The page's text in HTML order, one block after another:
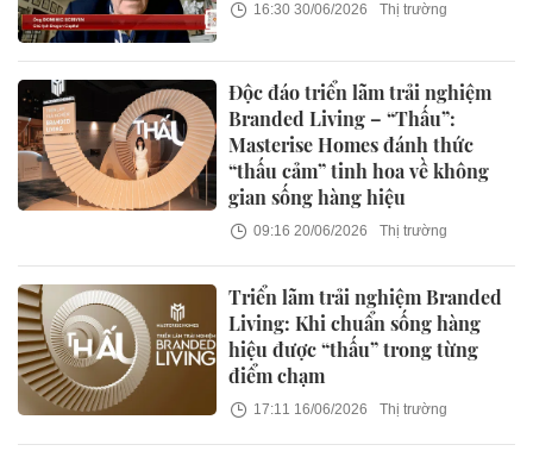
16:30 30/06/2026 Thị trường
Độc đáo triển lãm trải nghiệm
Branded Living – “Thấu”:
Masterise Homes đánh thức
“thấu cảm” tinh hoa về không
gian sống hàng hiệu
09:16 20/06/2026 Thị trường
Triển lãm trải nghiệm Branded
Living: Khi chuẩn sống hàng
hiệu được “thấu” trong từng
điểm chạm
17:11 16/06/2026 Thị trường